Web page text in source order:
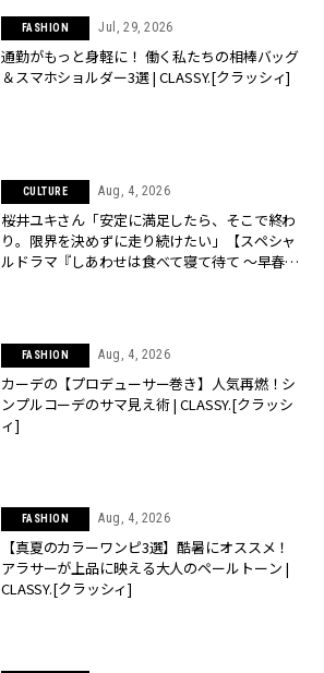
FASHION Jul, 29, 2026
通勤がもっと身軽に！ 働く私たちの相棒バッグ
＆スマホショルダー3選 | CLASSY.[クラッシィ]
CULTURE Aug, 4, 2026
桜井ユキさん「安定に満足したら、そこで終わ
り。限界を決めずに走り続けたい」【スペシャ
ルドラマ『しあわせは食べて寝て待て ～早春の
FASHION Aug, 4, 2026
カーデの【プロデューサー巻き】人気再燃！シ
ンプルコーデのサマ見え術 | CLASSY.[クラッシ
ィ]
FASHION Aug, 4, 2026
【真夏のカラーワンピ3選】酷暑にオススメ！
アラサーが上品に映える大人のペールトーン |
CLASSY.[クラッシィ]